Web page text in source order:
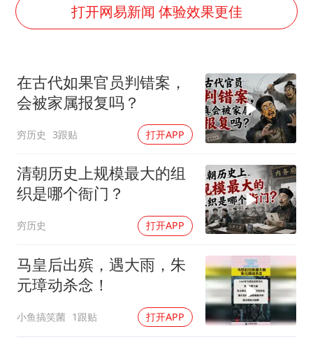
《龙餐馆》 冲奖
构建更高水平的全民健身公共服务体系
韩军前线部队连曝丑闻
奋力开创中国式现代化建设新局面
打开网易新闻 体验效果更佳
在古代如果官员判错案，
会被家属报复吗？
穷历史 3跟贴 打开APP
清朝历史上规模最大的组
织是哪个衙门？
穷历史 打开APP
马皇后出殡，遇大雨，朱
元璋动杀念！
小鱼搞笑菌 1跟贴 打开APP